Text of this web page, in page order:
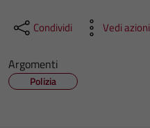
Condividi Vedi azioni
Argomenti
Polizia